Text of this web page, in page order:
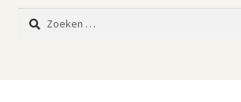
Zoeken
naar: